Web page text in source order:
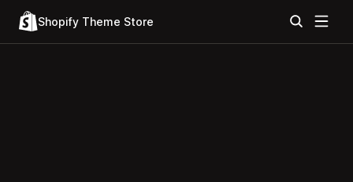
Shopify Theme Store